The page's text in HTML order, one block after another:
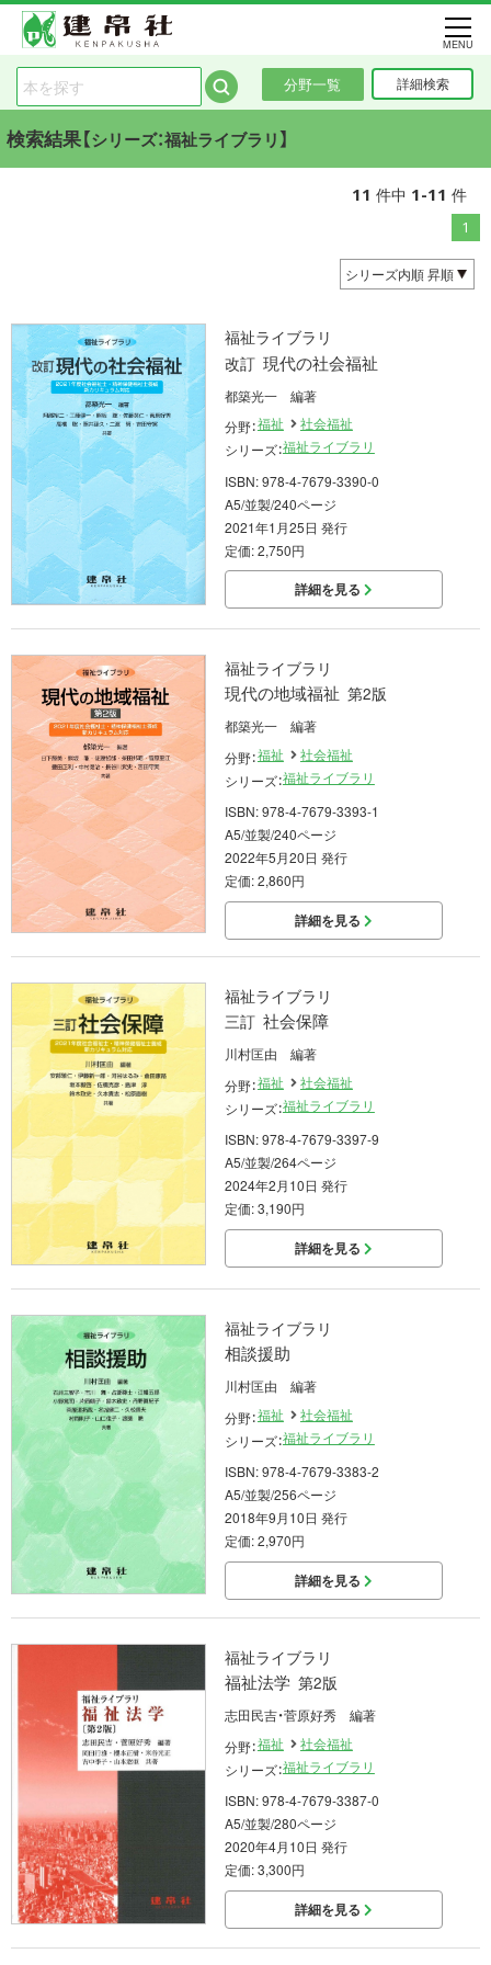
分野一覧 詳細検索
MENU
検索結果【シリーズ：福祉ライブラリ】
11 件中 1-11 件
1
福祉ライブラリ
改訂 現代の社会福祉
都築光一 編著
分野：福祉
社会福祉
シリーズ：福祉ライブラリ
ISBN: 978-4-7679-3390-0
A5/並製/240ページ
2021年1月25日 発行
定価: 2,750円
詳細を見る
福祉ライブラリ
現代の地域福祉 第2版
都築光一 編著
分野：福祉
社会福祉
シリーズ：福祉ライブラリ
ISBN: 978-4-7679-3393-1
A5/並製/240ページ
2022年5月20日 発行
定価: 2,860円
詳細を見る
福祉ライブラリ
三訂 社会保障
川村匡由 編著
分野：福祉
社会福祉
シリーズ：福祉ライブラリ
ISBN: 978-4-7679-3397-9
A5/並製/264ページ
2024年2月10日 発行
定価: 3,190円
詳細を見る
福祉ライブラリ
相談援助
川村匡由 編著
分野：福祉
社会福祉
シリーズ：福祉ライブラリ
ISBN: 978-4-7679-3383-2
A5/並製/256ページ
2018年9月10日 発行
定価: 2,970円
詳細を見る
福祉ライブラリ
福祉法学 第2版
志田民吉・菅原好秀 編著
分野：福祉
社会福祉
シリーズ：福祉ライブラリ
ISBN: 978-4-7679-3387-0
A5/並製/280ページ
2020年4月10日 発行
定価: 3,300円
詳細を見る